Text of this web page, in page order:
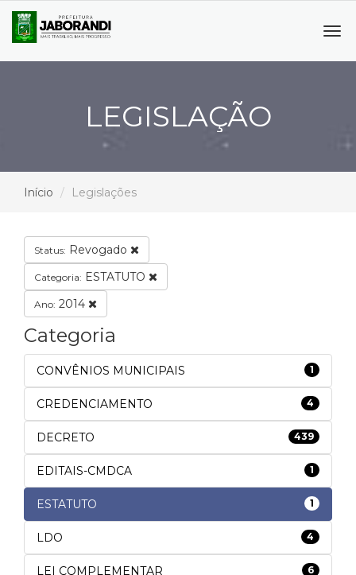
LEGISLAÇÃO
Início Legislações
Status: Revogado
Categoria: ESTATUTO
Ano: 2014
Categoria
CONVÊNIOS MUNICIPAIS 1
CREDENCIAMENTO 4
DECRETO 439
EDITAIS-CMDCA 1
ESTATUTO 1
LDO 4
LEI COMPLEMENTAR 6